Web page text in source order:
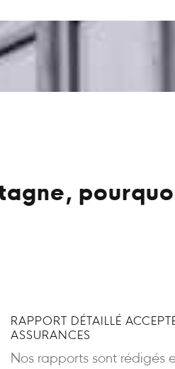
RAPPORT DÉTAILLÉ
ASSURANCES
Nos rapports sont rédigés